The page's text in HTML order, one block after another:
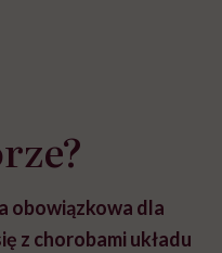
obowiązkowa dla
z chorobami układu